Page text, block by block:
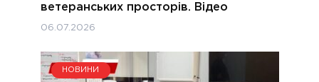
ветеранських просторів. Відео
06.07.2026
НОВИНИ